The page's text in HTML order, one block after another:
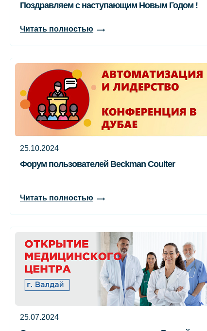
Поздравляем с наступающим Новым Годом !
Читать полностью
25.10.2024
Форум пользователей Beckman Coulter
Читать полностью
25.07.2024